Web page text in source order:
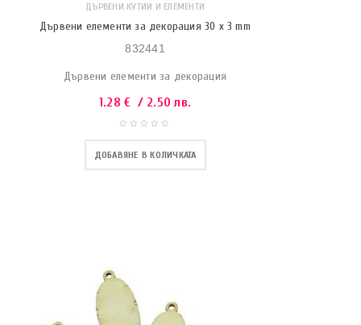
ДЪРВЕНИ КУТИИ И ЕЛЕМЕНТИ
Дървени елементи за декорация 30 x 3 mm
832441
Дървени елементи за декорация
1.28€ / 2.50 лв.
ДОБАВЯНЕ В КОЛИЧКАТА